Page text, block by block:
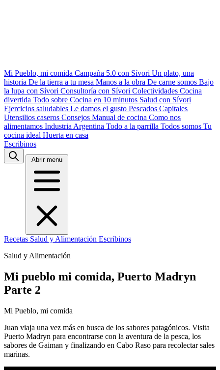
Mi Pueblo, mi comida Campaña 5.0 con Sívori Un plato, una
historia De la tierra a tu mesa Manos a la obra De carne somos Bajo
la lupa con Sívori Consultoría con Sívori Colectividades Cocina
divertida Todo sobre Cocina en 10 minutos Salud con Sívori
Ejercicios saludables Le damos el gusto Pescados Capitales
Utensilios caseros Consejos Manual de cocina Como nos
alimentamos Industria Argentina Todo a la parrilla Todos somos Tu
cocina ideal Huerta en casa
Escribinos
Abrir menu
Recetas Salud y Alimentación Escribinos
Salud y Alimentación
Mi pueblo mi comida, Puerto Madryn
Parte 2
Mi Pueblo, mi comida
Juan viaja una vez más en busca de los sabores patagónicos. Visita
Puerto Madryn para encontrarse con la aventura de la pesca, los
sabores de Gaiman y finalizando en Cabo Raso para recolectar sales
marinas.